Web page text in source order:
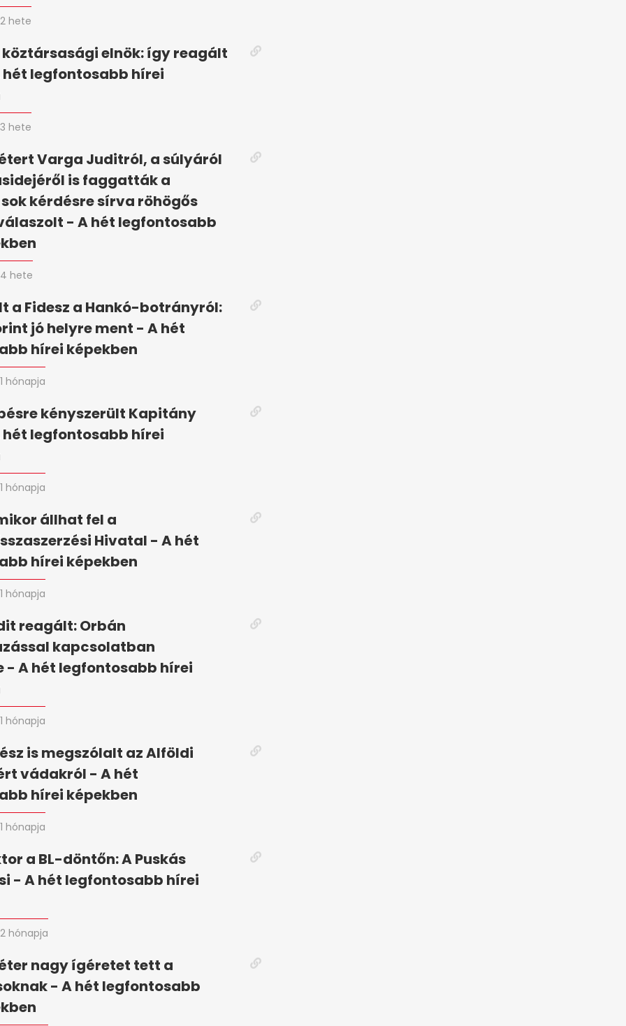
2 hete
köztársasági elnök: így reagált
hét legfontosabb hírei
3 hete
Varga Juditról, a súlyáról
is faggatták a
kérdésre sírva röhögős
- A hét legfontosabb
4 hete
a Fidesz a Hankó-botrányról:
jó helyre ment - A hét
hírei képekben
1 hónapja
kényszerült Kapitány
legfontosabb hírei
1 hónapja
állhat fel a
Hivatal - A hét
hírei képekben
1 hónapja
reagált: Orbán
kapcsolatban
- A hét legfontosabb hírei
1 hónapja
is megszólalt az Alföldi
vádakról - A hét
hírei képekben
1 hónapja
a BL-döntőn: A Puskás
- A hét legfontosabb hírei
2 hónapja
nagy ígéretet tett a
- A hét legfontosabb